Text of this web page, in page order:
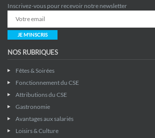
Inscrivez-vous pour recevoir notre newsletter
JE M'INSCRIS
NOS RUBRIQUES
Fêtes & Soirées
Fonctionnement du CSE
Attributions du CSE
Gastronomie
Avantages aux salariés
Loisirs & Culture